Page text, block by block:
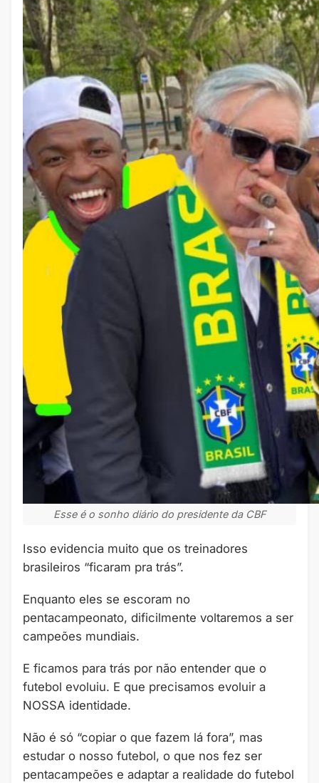
Esse é o sonho diário do presidente da CBF
Isso evidencia muito que os treinadores
brasileiros “ficaram pra trás”.
Enquanto eles se escoram no
pentacampeonato, dificilmente voltaremos a ser
campeões mundiais.
E ficamos para trás por não entender que o
futebol evoluiu. E que precisamos evoluir a
NOSSA identidade.
Não é só “copiar o que fazem lá fora”, mas
estudar o nosso futebol, o que nos fez ser
pentacampeões e adaptar a realidade do futebol